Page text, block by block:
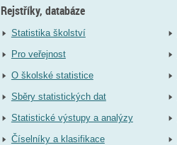
Rejstříky, databáze
Statistika školství
Pro veřejnost
O školské statistice
Sběry statistických dat
Statistické výstupy a analýzy
Číselníky a klasifikace